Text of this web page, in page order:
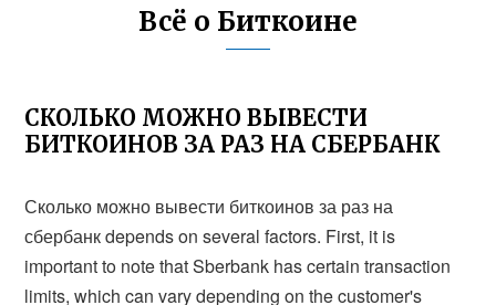
Всё о Биткоине
СКОЛЬКО МОЖНО ВЫВЕСТИ
БИТКОИНОВ ЗА РАЗ НА СБЕРБАНК
Сколько можно вывести биткоинов за раз на
сбербанк depends on several factors. First, it is
important to note that Sberbank has certain transaction
limits, which can vary depending on the customer's